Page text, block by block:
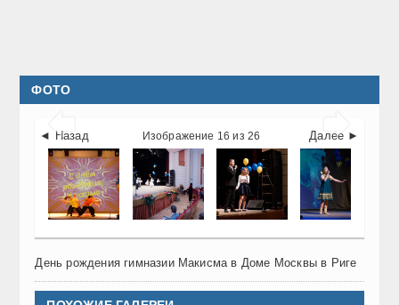
ФОТО
 
◄ Назад Далее ►
Изображение 16 из 26
День рождения гимназии Макисма в Доме Москвы в Риге